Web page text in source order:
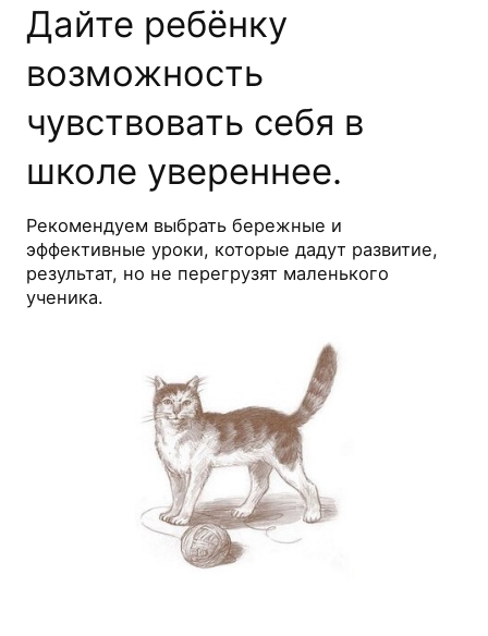
Дайте ребёнку
возможность
чувствовать себя в
школе увереннее.
Рекомендуем выбрать бережные и
эффективные уроки, которые дадут развитие,
результат, но не перегрузят маленького
ученика.